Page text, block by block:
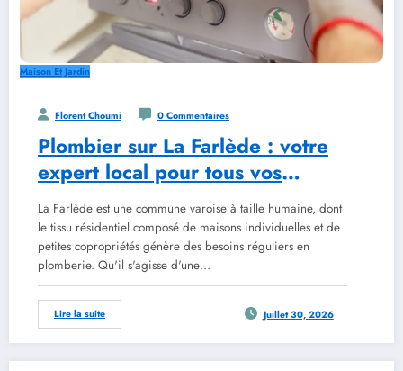
Maison Et Jardin
Florent Choumi 0 Commentaires
Plombier sur La Farlède : votre
expert local pour tous vos
travaux
La Farlède est une commune varoise à taille humaine, dont
le tissu résidentiel composé de maisons individuelles et de
petites copropriétés génère des besoins réguliers en
plomberie. Qu'il s'agisse d'une…
Lire la suite Juillet 30, 2026